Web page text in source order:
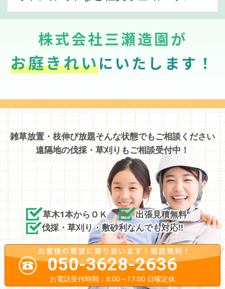
株式会社三瀬造園が
お庭きれいにいたします！
雑草放置・枝伸び放題そんな状態でもご相談ください
遠隔地の伐採・草刈りもご相談受付中！
草木1本からＯＫ
出張見積無料
伐採・草刈り・敷砂利なんでも対応!!
050-3628-2636
お電話受付時間：8:00～17:00 日曜定休